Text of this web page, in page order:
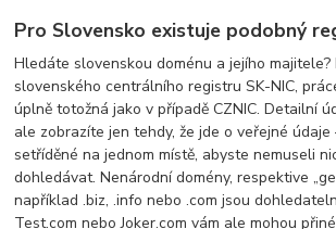
Pro Slovensko existuje podobný
Hledáte slovenskou doménu a jejího
slovenského centrálního registru SK-NIC,
úplně totožná jako v případě CZNIC. Detailní
ale zobrazíte jen tehdy, že jde o veřejné údaje
setříděné na jednom místě, abyste nemuseli
dohledávat. Nenárodní domény, respektive
například .biz, .info nebo .com jsou
Test.com nebo Joker.com vám ale mohou